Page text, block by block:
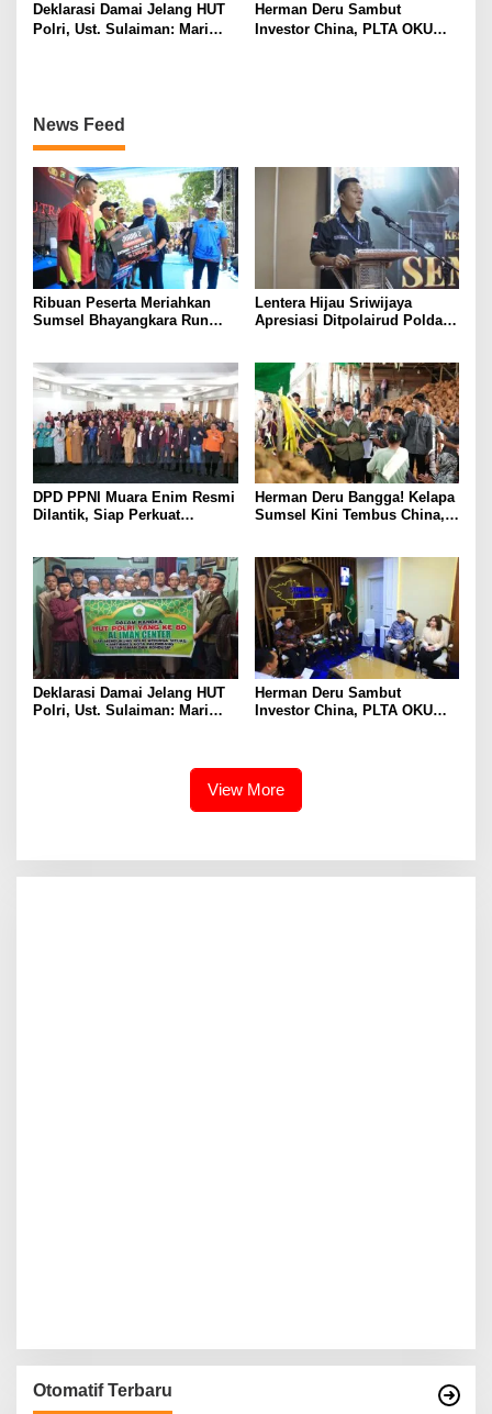
Deklarasi Damai Jelang HUT
Polri, Ust. Sulaiman: Mari
Herman Deru Sambut
Investor China, PLTA OKU
News Feed
Ribuan Peserta Meriahkan
Sumsel Bhayangkara Run
Lentera Hijau Sriwijaya
Apresiasi Ditpolairud Polda
Ilegal
DPD PPNI Muara Enim Resmi
Dilantik, Siap Perkuat
Herman Deru Bangga! Kelapa
Sumsel Kini Tembus China,
Deklarasi Damai Jelang HUT
Polri, Ust. Sulaiman: Mari
Herman Deru Sambut
Investor China, PLTA OKU
View More
Otomatif Terbaru